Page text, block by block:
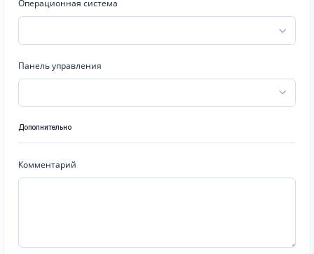
Операционная система
Панель управления
Дополнительно
Комментарий